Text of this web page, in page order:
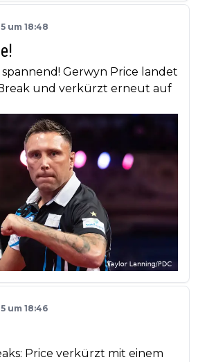
um 18:48
spannend! Gerwyn Price landet
und verkürzt erneut auf
um 18:46
Price verkürzt mit einem